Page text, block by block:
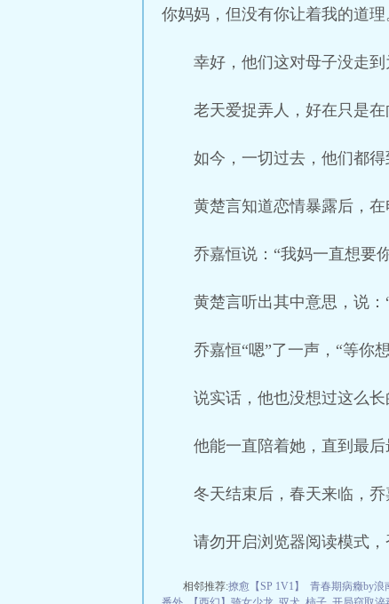
你妈妈，但没有你让着我的道
幸好，他们这对母子没走到
老天爱捉弄人，好在只是在
如今，一切过去，他们都得
黄楚言知道恋情暴露后，在
乔嘉恒说：“我妈一直想要
黄楚言听出其中意思，说：
乔嘉恒“嗯”了一声，“等你
说实话，他也没想过这么长
他能一直陪着她，直到最后
冬天结束后，春天来临，乔
请勿开启浏览器阅读模式
相邻推荐:撩愈【SP 1V1】 青春期病癥by浪